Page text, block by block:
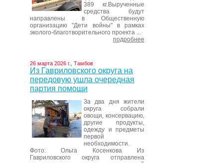
389 кг.Вырученные
средства будут
направлены в Общественную
организацию "Дети войны" в рамках
эколого-благотворительного проекта ...
подробнее
26 марта 2026 г., Тамбов
Из Гавриловского округа на
передовую ушла очередная
партия помощи
За два дня жители
округа собрали
овощи, консервацию,
другие продукты,
одежду и предметы
первой
необходимости.
Фото: Ольга Косенкова Из
Гавриловского округа отправлена